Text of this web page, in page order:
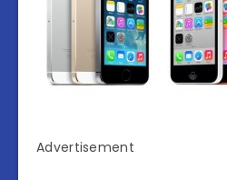
Advertisement